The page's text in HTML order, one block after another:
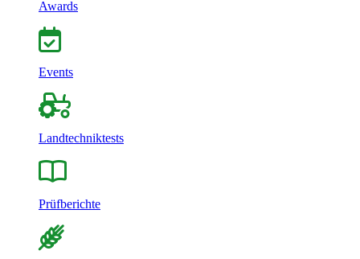
Awards
Events
Landtechniktests
Prüfberichte